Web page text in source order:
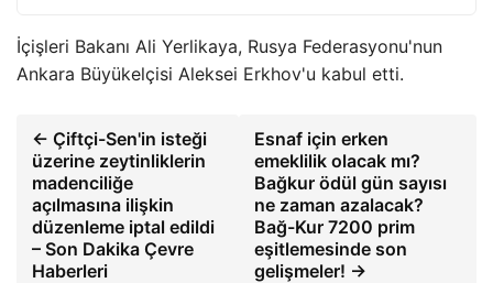
İçişleri Bakanı Ali Yerlikaya, Rusya Federasyonu'nun
Ankara Büyükelçisi Aleksei Erkhov'u kabul etti.
← Çiftçi-Sen'in isteği
üzerine zeytinliklerin
madenciliğe
açılmasına ilişkin
düzenleme iptal edildi
– Son Dakika Çevre
Haberleri
Esnaf için erken
emeklilik olacak mı?
Bağkur ödül gün sayısı
ne zaman azalacak?
Bağ-Kur 7200 prim
eşitlemesinde son
gelişmeler! →